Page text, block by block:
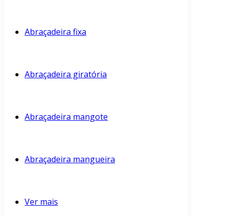
Abraçadeira fixa
Abraçadeira giratória
Abraçadeira mangote
Abraçadeira mangueira
Ver mais